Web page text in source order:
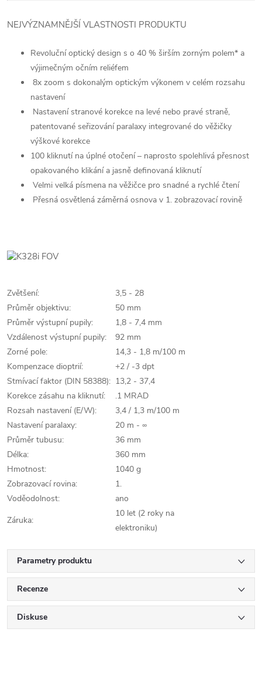
NEJVÝZNAMNĚJŠÍ VLASTNOSTI PRODUKTU
Revoluční optický design s o 40 % širším zorným polem* a
výjimečným očním reliéfem
8x zoom s dokonalým optickým výkonem v celém rozsahu
nastavení
Nastavení stranové korekce na levé nebo pravé straně,
patentované seřizování paralaxy integrované do věžičky
výškové korekce
100 kliknutí na úplné otočení – naprosto spolehlivá přesnost
opakovaného klikání a jasně definovaná kliknutí
Velmi velká písmena na věžičce pro snadné a rychlé čtení
Přesná osvětlená záměrná osnova v 1. zobrazovací rovině
Zvětšení:
3,5 - 28
Průměr objektivu:
50 mm
Průměr výstupní pupily:
1,8 - 7,4 mm
Vzdálenost výstupní pupily:
92 mm
Zorné pole:
14,3 - 1,8 m/100 m
Kompenzace dioptrií:
+2 / -3 dpt
Stmívací faktor (DIN 58388): 13,2 - 37,4
Korekce zásahu na kliknutí:
.1 MRAD
Rozsah nastavení (E/W):
3,4 / 1,3 m/100 m
Nastavení paralaxy:
20 m - ∞
Průměr tubusu:
36 mm
Délka:
360 mm
Hmotnost:
1040 g
Zobrazovací rovina:
1.
Voděodolnost:
ano
Záruka:
10 let (2 roky na
elektroniku)
Parametry produktu
Recenze
Diskuse